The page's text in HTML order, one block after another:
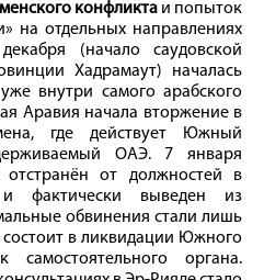
конфликтаи попыток
на отдельных направлениях
(начало саудовской
Хадрамаут) началась
внутри самого арабского
Аравия начала вторжение в
где действует Южный
ОАЭ. 7 января
от должностей в
и фактически выведен из
обвинения стали лишь
в ликвидации Южного
самостоятельного органа.